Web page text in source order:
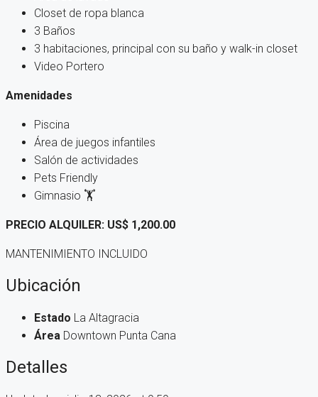
Closet de ropa blanca
3 Baños
3 habitaciones, principal con su baño y walk-in closet
Video Portero
Amenidades
Piscina
Área de juegos infantiles
Salón de actividades
Pets Friendly
Gimnasio 🏋
PRECIO ALQUILER: US$ 1,200.00
MANTENIMIENTO INCLUIDO
Ubicación
Estado La Altagracia
Área Downtown Punta Cana
Detalles